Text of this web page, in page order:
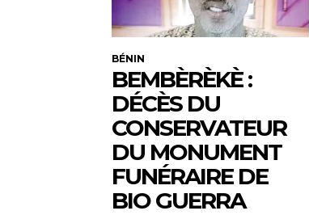
BÉNIN
BEMBÈRÈKÈ :
DÉCÈS DU
CONSERVATEUR
DU MONUMENT
FUNÉRAIRE DE
BIO GUERRA